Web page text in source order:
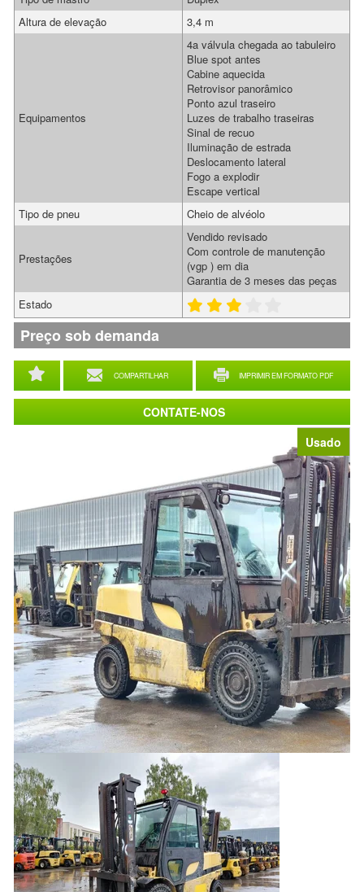
Usado
COMPARTILHAR IMPRIMIR EM FORMATO PDF
Altura de elevação
3,4 m
Equipamentos
4a válvula chegada ao tabuleiro
Blue spot antes
Cabine aquecida
Retrovisor panorâmico
Ponto azul traseiro
Luzes de trabalho traseiras
Sinal de recuo
Iluminação de estrada
Deslocamento lateral
Fogo a explodir
Escape vertical
Tipo de pneu
Cheio de alvéolo
Prestações
Vendido revisado
Com controle de manutenção
(vgp ) em dia
Garantia de 3 meses das peças
Estado
Preço sob demanda
CONTATE-NOS